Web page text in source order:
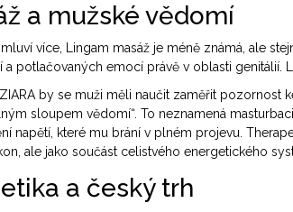
a mužské vědomí
více, Lingam masáž je méně známá, ale
a potlačovaných emocí právě v oblasti genitálií.
by se muži měli naučit zaměřit pozornost
sloupem vědomí“. To neznamená
napětí, které mu brání v plném projevu.
ale jako součást celistvého energetického
a český trh